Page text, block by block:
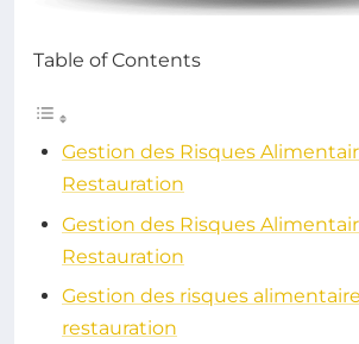
Table of Contents
Gestion des Risques
Restauration
Gestion des Risques
Restauration
Gestion des risques
restauration